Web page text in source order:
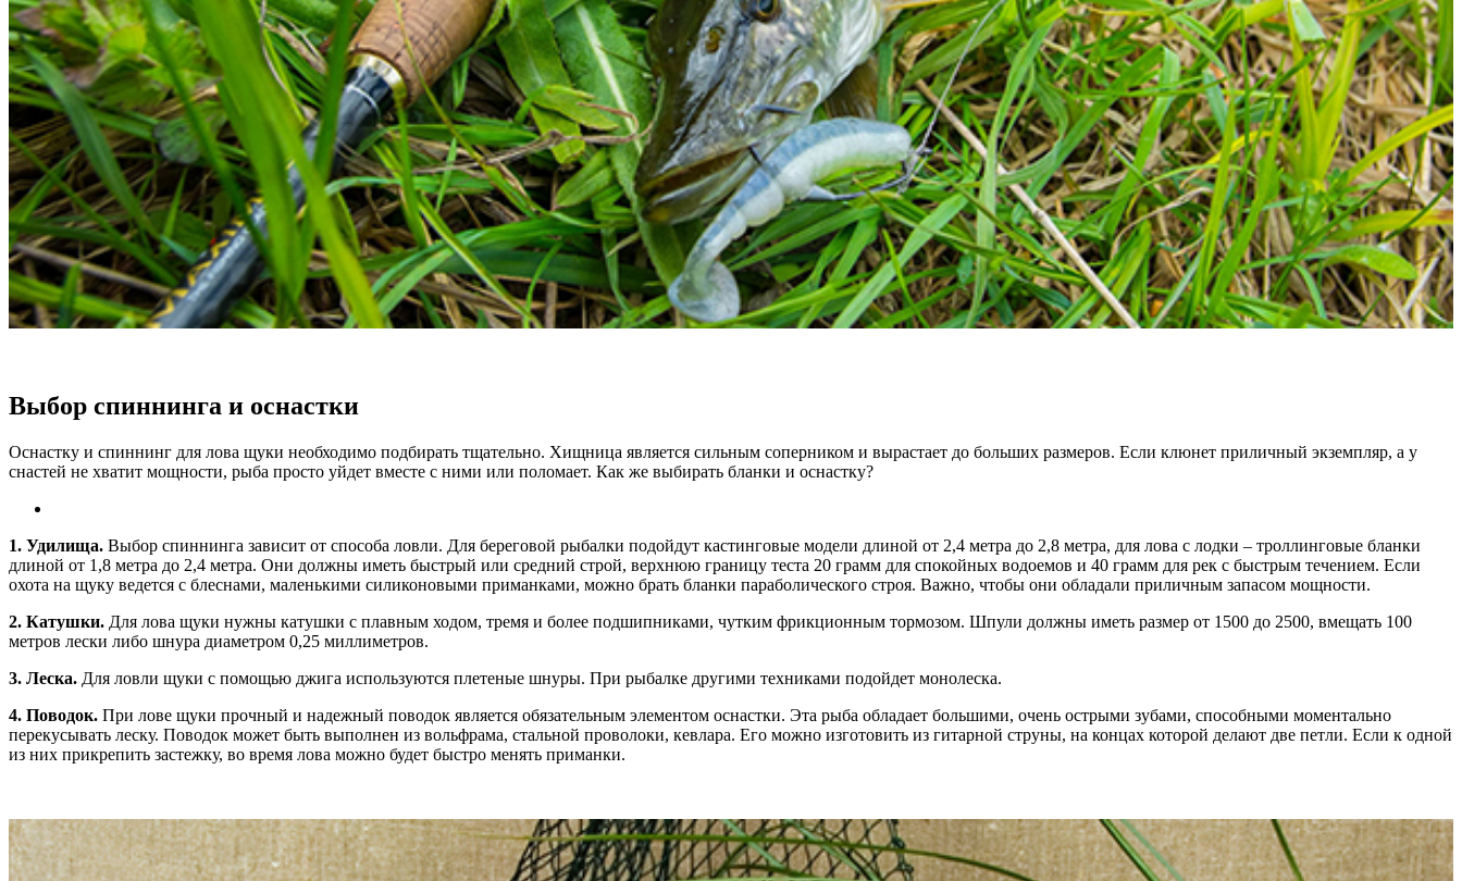
Выбор спиннинга и оснастки
Оснастку и спиннинг для лова щуки необходимо подбирать тщательно. Хищница является сильным соперником и вырастает до больших размеров. Если клюнет приличный экземпляр, а у
снастей не хватит мощности, рыба просто уйдет вместе с ними или поломает. Как же выбирать бланки и оснастку?
1. Удилища. Выбор спиннинга зависит от способа ловли. Для береговой рыбалки подойдут кастинговые модели длиной от 2,4 метра до 2,8 метра, для лова с лодки – троллинговые бланки
длиной от 1,8 метра до 2,4 метра. Они должны иметь быстрый или средний строй, верхнюю границу теста 20 грамм для спокойных водоемов и 40 грамм для рек с быстрым течением. Если
охота на щуку ведется с блеснами, маленькими силиконовыми приманками, можно брать бланки параболического строя. Важно, чтобы они обладали приличным запасом мощности.
2. Катушки. Для лова щуки нужны катушки с плавным ходом, тремя и более подшипниками, чутким фрикционным тормозом. Шпули должны иметь размер от 1500 до 2500, вмещать 100
метров лески либо шнура диаметром 0,25 миллиметров.
3. Леска. Для ловли щуки с помощью джига используются плетеные шнуры. При рыбалке другими техниками подойдет монолеска.
4. Поводок. При лове щуки прочный и надежный поводок является обязательным элементом оснастки. Эта рыба обладает большими, очень острыми зубами, способными моментально
перекусывать леску. Поводок может быть выполнен из вольфрама, стальной проволоки, кевлара. Его можно изготовить из гитарной струны, на концах которой делают две петли. Если к одной
из них прикрепить застежку, во время лова можно будет быстро менять приманки.